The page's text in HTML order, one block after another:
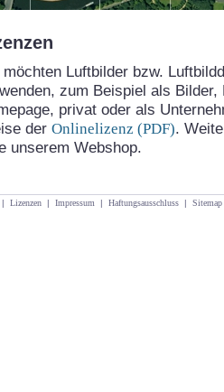
möchten Luftbilder bzw.
zum Beispiel als
privat oder als
der Onlinelizenz (PDF).
unserem Webshop.
| Lizenzen | Impressum | Haftungsausschluss | Sitemap